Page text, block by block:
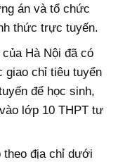
án và tổ chức
thức trực tuyến.
Hà Nội đã có
chỉ tiêu tuyển
để học sinh,
lớp 10 THPT tư
theo địa chỉ dưới